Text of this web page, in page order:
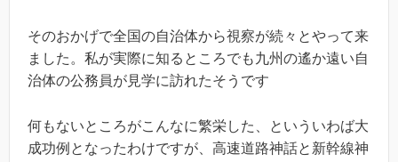
そのおかげで全国の自治体から視察が続々とやって来
ました。私が実際に知るところでも九州の遙か遠い自
治体の公務員が見学に訪れたそうです
何もないところがこんなに繁栄した、といういわば大
成功例となったわけですが、高速道路神話と新幹線神